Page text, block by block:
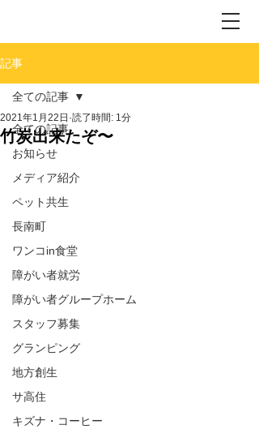
記事
全ての記事
お知らせ
メディア紹介
ペット共生
長南町
ワンコin食堂
障がい者就労
障がい者グループホーム
スタッフ募集
グランピング
地方創生
サ高住
キズナ・コーヒー
全ての記事
竹炭出来たぞ〜
2021年1月22日 読了時間: 1分